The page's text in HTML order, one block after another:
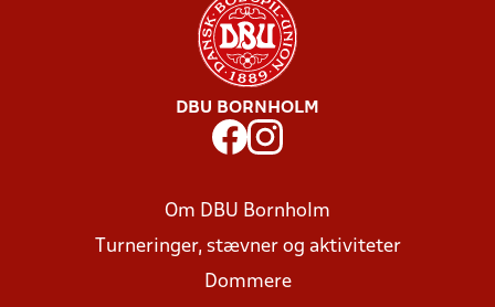
DBU BORNHOLM
Om DBU Bornholm
Turneringer, stævner og aktiviteter
Dommere